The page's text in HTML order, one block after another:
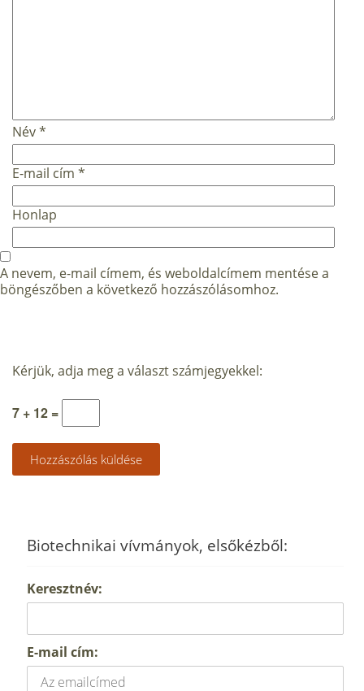
Név*
E-mail cím *
Honlap
A nevem, e-mail címem, és weboldalcímem mentése a
böngészőben a következő hozzászólásomhoz.
Kérjük, adja meg a választ számjegyekkel:
7 + 12 =
Biotechnikai vívmányok, elsőkézből:
Keresztnév:
E-mail cím: